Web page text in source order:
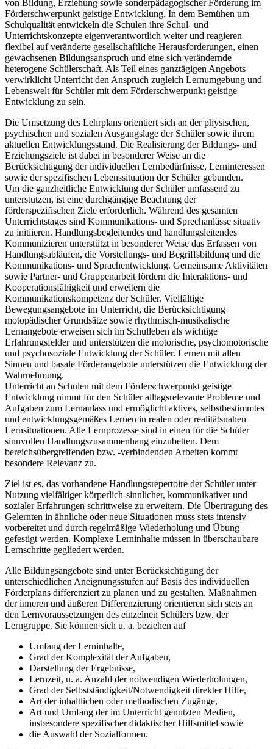
von Bildung, Erziehung sowie sonderpädagogischer Förderung im
Förderschwerpunkt geistige Entwicklung. In dem Bemühen um
Schulqualität entwickeln die Schulen ihre Schul- und
Unterrichtskonzepte eigenverantwortlich weiter und reagieren
flexibel auf veränderte gesellschaftliche Herausforderungen, einen
gewachsenen Bildungsanspruch und eine sich verändernde
heterogene Schülerschaft. Als Teil eines ganztägigen Angebots
verwirklicht Unterricht den Anspruch zugleich Lernumgebung und
Lebenswelt für Schüler mit dem Förderschwerpunkt geistige
Entwicklung zu sein.
Die Umsetzung des Lehrplans orientiert sich an der physischen,
psychischen und sozialen Ausgangslage der Schüler sowie ihrem
aktuellen Entwicklungsstand. Die Realisierung der Bildungs- und
Erziehungsziele ist dabei in besonderer Weise an die
Berücksichtigung der individuellen Lernbedürfnisse, Lerninteressen
sowie der spezifischen Lebenssituation der Schüler gebunden.
Um die ganzheitliche Entwicklung der Schüler umfassend zu
unterstützen, ist eine durchgängige Beachtung der
förderspezifischen Ziele erforderlich. Während des gesamten
Unterrichtstages sind Kommunikations- und Sprechanlässe situativ
zu initiieren. Handlungsbegleitendes und handlungsleitendes
Kommunizieren unterstützt in besonderer Weise das Erfassen von
Handlungsabläufen, die Vorstellungs- und Begriffsbildung und die
Kommunikations- und Sprachentwicklung. Gemeinsame Aktivitäten
sowie Partner- und Gruppenarbeit fördern die Interaktions- und
Kooperationsfähigkeit und erweitern die
Kommunikationskompetenz der Schüler. Vielfältige
Bewegungsangebote im Unterricht, die Berücksichtigung
motopädischer Grundsätze sowie rhythmisch-musikalische
Lernangebote erweisen sich im Schulleben als wichtige
Erfahrungsfelder und unterstützen die motorische, psychomotorische
und psychosoziale Entwicklung der Schüler. Lernen mit allen
Sinnen und basale Förderangebote unterstützen die Entwicklung der
Wahrnehmung.
Unterricht an Schulen mit dem Förderschwerpunkt geistige
Entwicklung nimmt für den Schüler alltagsrelevante Probleme und
Aufgaben zum Lernanlass und ermöglicht aktives, selbstbestimmtes
und entwicklungsgemäßes Lernen in realen oder realitätsnahen
Lernsituationen. Alle Lernprozesse sind in einen für die Schüler
sinnvollen Handlungszusammenhang einzubetten. Dem
bereichsübergreifenden bzw. -verbindenden Arbeiten kommt
besondere Relevanz zu.
Ziel ist es, das vorhandene Handlungsrepertoire der Schüler unter
Nutzung vielfältiger körperlich-sinnlicher, kommunikativer und
sozialer Erfahrungen schrittweise zu erweitern. Die Übertragung des
Gelernten in ähnliche oder neue Situationen muss stets intensiv
vorbereitet und durch regelmäßige Wiederholung und Übung
gefestigt werden. Komplexe Lerninhalte müssen in überschaubare
Lernschritte gegliedert werden.
Alle Bildungsangebote sind unter Berücksichtigung der
unterschiedlichen Aneignungsstufen auf Basis des individuellen
Förderplans differenziert zu planen und zu gestalten. Maßnahmen
der inneren und äußeren Differenzierung orientieren sich stets an
den Lernvoraussetzungen des einzelnen Schülers bzw. der
Lerngruppe. Sie können sich u. a. beziehen auf
Umfang der Lerninhalte,
Grad der Komplexität der Aufgaben,
Darstellung der Ergebnisse,
Lernzeit, u. a. Anzahl der notwendigen Wiederholungen,
Grad der Selbstständigkeit/Notwendigkeit direkter Hilfe,
Art der inhaltlichen oder methodischen Zugänge,
Art und Umfang der im Unterricht genutzten Medien,
insbesondere spezifischer didaktischer Hilfsmittel sowie
die Auswahl der Sozialformen.